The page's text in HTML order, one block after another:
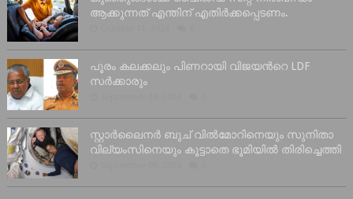
ആക്കുന്നത് എന്തിന് എതിർക്കപ്പെടണം.
പൂരം കലക്കലും പിണറായി വിജയൻറെ LDF
സർക്കാരും
സ്റ്റാർലൈനർ ബുച് വിൽമോറിനെയും സുനിതാ
വില്യംസിനെയും കൂട്ടാതെ ഭൂമിയിൽ തിരിച്ചെത്തി